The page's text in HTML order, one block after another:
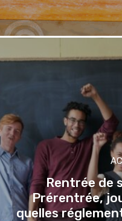
Rentrée de
Prérentrée,
quelles